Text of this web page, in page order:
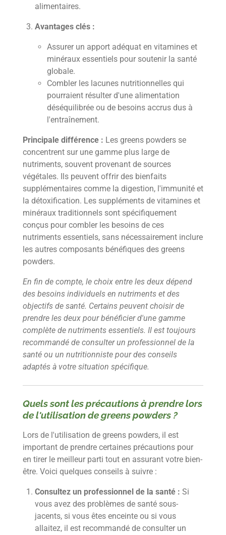
alimentaires.
Avantages clés :
Assurer un apport adéquat en vitamines et
minéraux essentiels pour soutenir la santé
globale.
Combler les lacunes nutritionnelles qui
pourraient résulter d'une alimentation
déséquilibrée ou de besoins accrus dus à
l'entraînement.
Principale différence : Les greens powders se
concentrent sur une gamme plus large de
nutriments, souvent provenant de sources
végétales. Ils peuvent offrir des bienfaits
supplémentaires comme la digestion, l'immunité et
la détoxification. Les suppléments de vitamines et
minéraux traditionnels sont spécifiquement
conçus pour combler les besoins de ces
nutriments essentiels, sans nécessairement inclure
les autres composants bénéfiques des greens
powders.
En fin de compte, le choix entre les deux dépend
des besoins individuels en nutriments et des
objectifs de santé. Certains peuvent choisir de
prendre les deux pour bénéficier d'une gamme
complète de nutriments essentiels. Il est toujours
recommandé de consulter un professionnel de la
santé ou un nutritionniste pour des conseils
adaptés à votre situation spécifique.
Quels sont les précautions à prendre lors
de l'utilisation de greens powders ?
Lors de l'utilisation de greens powders, il est
important de prendre certaines précautions pour
en tirer le meilleur parti tout en assurant votre bien-
être. Voici quelques conseils à suivre :
Consultez un professionnel de la santé : Si
vous avez des problèmes de santé sous-
jacents, si vous êtes enceinte ou si vous
allaitez, il est recommandé de consulter un